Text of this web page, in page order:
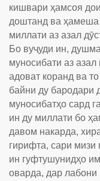
кишвари ҳамсоя
доштанд ва ҳамеша
миллати аз азал
Бо вуҷуди ин,
муносибати аз
адоват коранд ва
байни ду бародари
муносибатҳо сард
ин ду миллати бо
давом накарда,
гирифта, сари
ин гуфтушунидҳо
оварда, дар